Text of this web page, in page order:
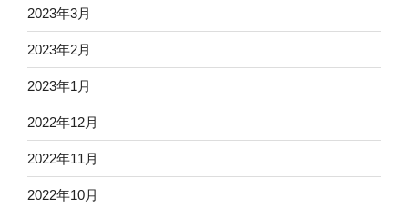
2023年3月
2023年2月
2023年1月
2022年12月
2022年11月
2022年10月